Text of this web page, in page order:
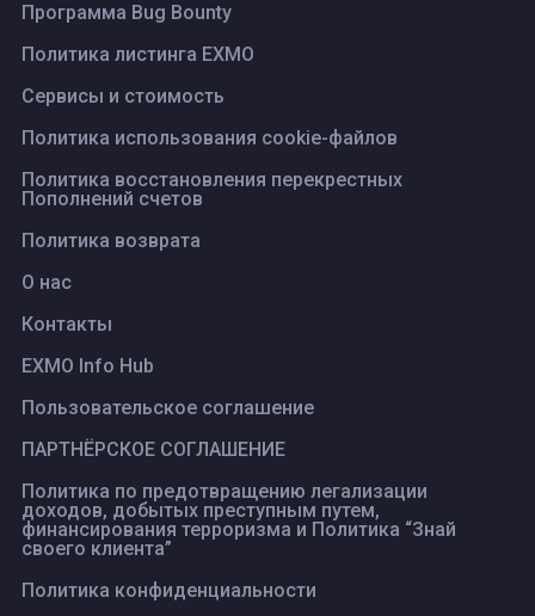
Программа Bug Bounty
Политика листинга ЕХМО
Сервисы и стоимость
Политика использования cookie-файлов
Политика восстановления перекрестных
Пополнений счетов
Политика возврата
О нас
Контакты
EXMO Info Hub
Пользовательское соглашение
ПАРТНЁРСКОЕ СОГЛАШЕНИЕ
Политика по предотвращению легализации
доходов, добытых преступным путем,
финансирования терроризма и Политика “Знай
своего клиента”
Политика конфиденциальности